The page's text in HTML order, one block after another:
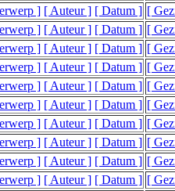
] [ Auteur ] [ Datum ] [
] [ Auteur ] [ Datum ] [
] [ Auteur ] [ Datum ] [
] [ Auteur ] [ Datum ] [
] [ Auteur ] [ Datum ] [
] [ Auteur ] [ Datum ] [
] [ Auteur ] [ Datum ] [
] [ Auteur ] [ Datum ] [
] [ Auteur ] [ Datum ] [
] [ Auteur ] [ Datum ] [